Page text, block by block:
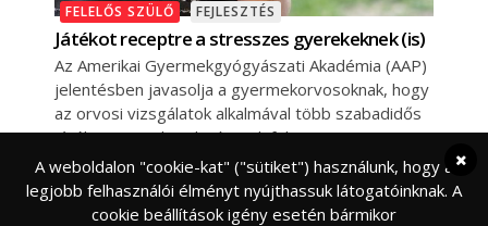
FELELŐS SZÜLŐ FEJLESZTÉS
Játékot receptre a stresszes gyerekeknek (is)
Az Amerikai Gyermekgyógyászati Akadémia (AAP)
jelentésben javasolja a gyermekorvosoknak, hogy
az orvosi vizsgálatok alkalmával több szabadidős
játékot javasoljanak, „írjanak fel”
A weboldalon "cookie-kat" ("sütiket") használunk, hogy a
legjobb felhasználói élményt nyújthassuk látogatóinknak. A
cookie beállítások igény esetén bármikor